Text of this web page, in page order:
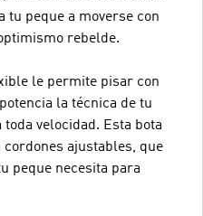
tu peque a moverse con
rebelde.
le permite pisar con
la técnica de tu
velocidad. Esta bota
ajustables, que
peque necesita para